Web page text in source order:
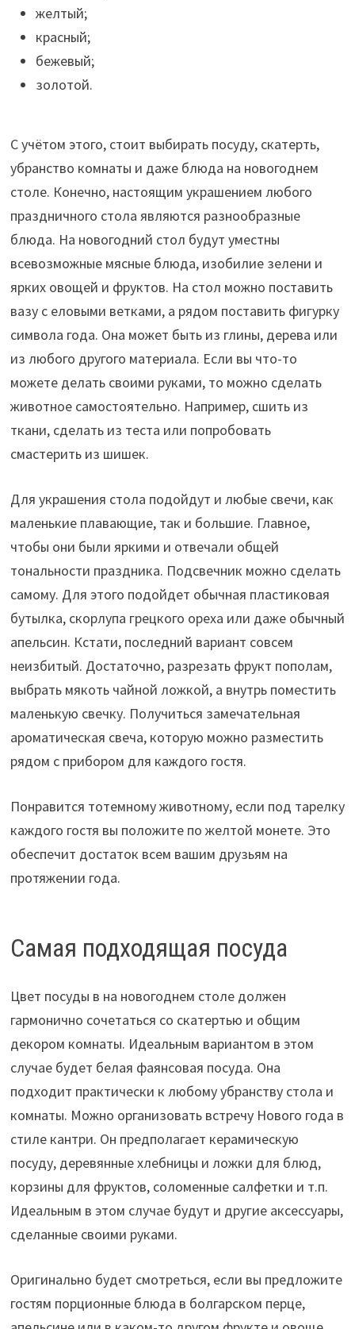
желтый;
красный;
бежевый;
золотой.
С учётом этого, стоит выбирать посуду, скатерть,
убранство комнаты и даже блюда на новогоднем
столе. Конечно, настоящим украшением любого
праздничного стола являются разнообразные
блюда. На новогодний стол будут уместны
всевозможные мясные блюда, изобилие зелени и
ярких овощей и фруктов. На стол можно поставить
вазу с еловыми ветками, а рядом поставить фигурку
символа года. Она может быть из глины, дерева или
из любого другого материала. Если вы что-то
можете делать своими руками, то можно сделать
животное самостоятельно. Например, сшить из
ткани, сделать из теста или попробовать
смастерить из шишек.
Для украшения стола подойдут и любые свечи, как
маленькие плавающие, так и большие. Главное,
чтобы они были яркими и отвечали общей
тональности праздника. Подсвечник можно сделать
самому. Для этого подойдет обычная пластиковая
бутылка, скорлупа грецкого ореха или даже обычный
апельсин. Кстати, последний вариант совсем
неизбитый. Достаточно, разрезать фрукт пополам,
выбрать мякоть чайной ложкой, а внутрь поместить
маленькую свечку. Получиться замечательная
ароматическая свеча, которую можно разместить
рядом с прибором для каждого гостя.
Понравится тотемному животному, если под тарелку
каждого гостя вы положите по желтой монете. Это
обеспечит достаток всем вашим друзьям на
протяжении года.
Самая подходящая посуда
Цвет посуды в на новогоднем столе должен
гармонично сочетаться со скатертью и общим
декором комнаты. Идеальным вариантом в этом
случае будет белая фаянсовая посуда. Она
подходит практически к любому убранству стола и
комнаты. Можно организовать встречу Нового года в
стиле кантри. Он предполагает керамическую
посуду, деревянные хлебницы и ложки для блюд,
корзины для фруктов, соломенные салфетки и т.п.
Идеальным в этом случае будут и другие аксессуары,
сделанные своими руками.
Оригинально будет смотреться, если вы предложите
гостям порционные блюда в болгарском перце,